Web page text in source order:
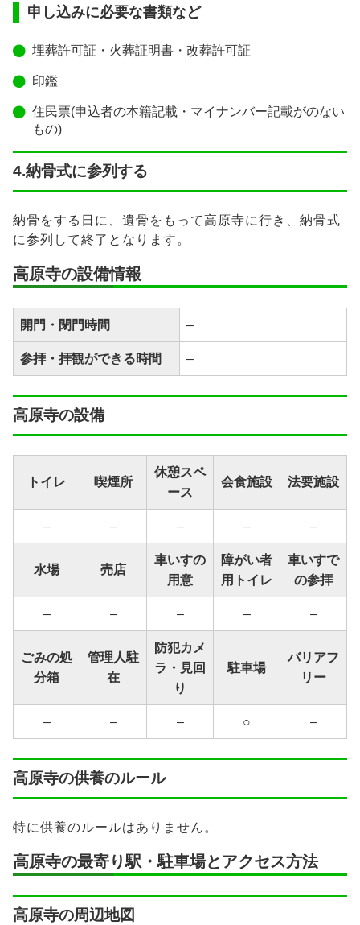
申し込みに必要な書類など
埋葬許可証・火葬証明書・改葬許可証
印鑑
住民票(申込者の本籍記載・マイナンバー記載がのない
もの)
4.納骨式に参列する
納骨をする日に、遺骨をもって高原寺に行き、納骨式
に参列して終了となります。
高原寺の設備情報
開門・閉門時間 –
参拝・拝観ができる時間 –
高原寺の設備
トイレ 喫煙所
休憩スペ
ース
会食施設 法要施設
– – – – –
水場 売店
車いすの
用意
障がい者
用トイレ
車いすで
の参拝
– – – – –
ごみの処
分箱
管理人駐
在
防犯カメ
ラ・見回
り
駐車場
バリアフ
リー
– – – ○ –
高原寺の供養のルール
特に供養のルールはありません。
高原寺の最寄り駅・駐車場とアクセス方法
高原寺の周辺地図